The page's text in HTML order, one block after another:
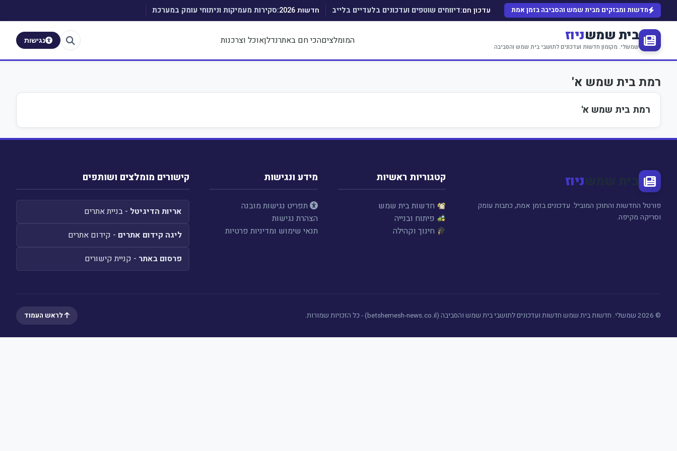
חדשות ומבזקים מבית שמש והסביבה בזמן אמת עדכון חם:דיווחים שוטפים ועדכונים בלעדיים בלייב חדשות 2026: סקירות מעמיקות וניתוחי עומק במערכת
בית שמשניוז
שמשלי. מקומון חדשות ועדכונים לתושבי בית שמש והסביבה
המומלציםהכי חם באתרנדלןאוכל וצרכנות נגישות
רמת בית שמש א'
רמת בית שמש א'
ניוז
פורטל החדשות והתוכן המוביל. עדכונים בזמן אמת, כתבות עומק
וסריקה מקיפה.
קטגוריות ראשיות
חדשות בית שמש
פיתוח ובנייה
חינוך וקהילה
מידע ונגישות
תפריט נגישות מובנה
הצהרת נגישות
תנאי שימוש ומדיניות פרטיות
קישורים מומלצים ושותפים
אריות הדיגיטל - בניית אתרים
ליגה קידום אתרים - קידום אתרים
פרסום באתר - קניית קישורים
© 2026 שמשלי. חדשות בית שמש חדשות ועדכונים לתושבי בית שמש והסביבה (betshemesh-news.co.il) - כל הזכויות שמורות. לראש העמוד